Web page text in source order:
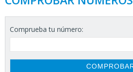
Comprueba tu número: